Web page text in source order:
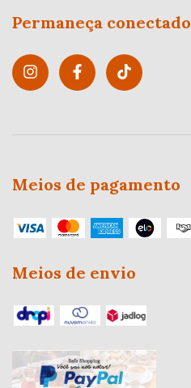
Permaneça conectado
Meios de pagamento
Meios de envio